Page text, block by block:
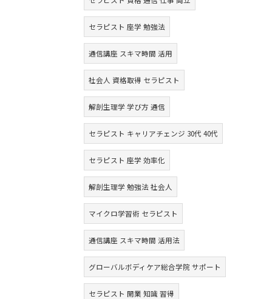
セラピスト 座学 勉強法
通信講座 スキマ時間 活用
社会人 資格取得 セラピスト
解剖生理学 学び方 通信
セラピスト キャリアチェンジ 30代 40代
セラピスト 座学 効率化
解剖生理学 勉強法 社会人
マイクロ学習術 セラピスト
通信講座 スキマ時間 活用法
グローバルボディケア総合学院 サポート
セラピスト 開業 知識 習得